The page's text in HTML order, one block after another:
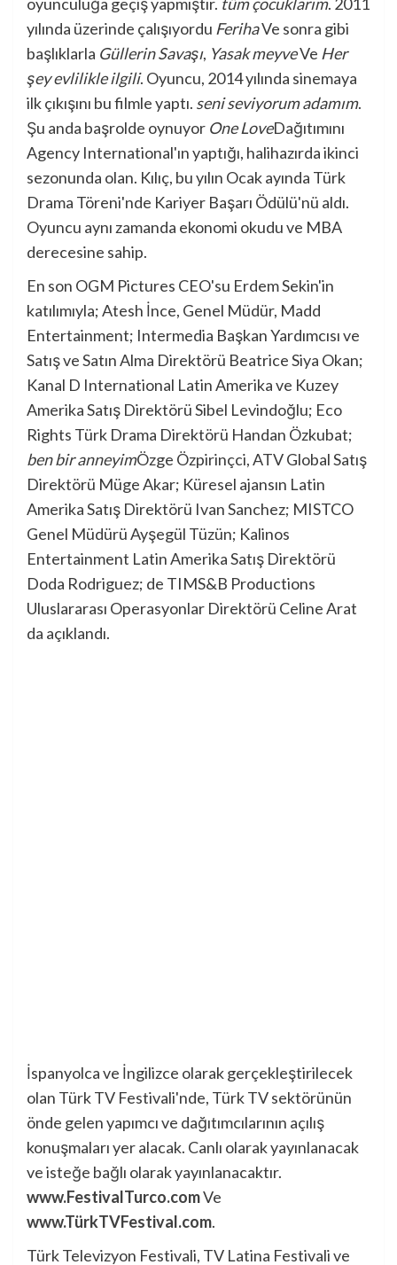
yılında üzerinde çalışıyordu FerihaVe sonra gibi
başlıklarla Güllerin Savaşı, Yasak meyveVe Her
şey evlilikle ilgili. Oyuncu, 2014 yılında sinemaya
ilk çıkışını bu filmle yaptı. seni seviyorum adamım.
Şu anda başrolde oynuyor One LoveDağıtımını
Agency International'ın yaptığı, halihazırda ikinci
sezonunda olan. Kılıç, bu yılın Ocak ayında Türk
Drama Töreni'nde Kariyer Başarı Ödülü'nü aldı.
Oyuncu aynı zamanda ekonomi okudu ve MBA
derecesine sahip.
En son OGM Pictures CEO'su Erdem Sekin'in
katılımıyla; Atesh İnce, Genel Müdür, Madd
Entertainment; Intermedia Başkan Yardımcısı ve
Satış ve Satın Alma Direktörü Beatrice Siya Okan;
Kanal D International Latin Amerika ve Kuzey
Amerika Satış Direktörü Sibel Levindoğlu; Eco
Rights Türk Drama Direktörü Handan Özkubat;
ben bir anneyimÖzge Özpirinçci, ATV Global Satış
Direktörü Müge Akar; Küresel ajansın Latin
Amerika Satış Direktörü Ivan Sanchez; MISTCO
Genel Müdürü Ayşegül Tüzün; Kalinos
Entertainment Latin Amerika Satış Direktörü
Doda Rodriguez; de TIMS&B Productions
Uluslararası Operasyonlar Direktörü Celine Arat
da açıklandı.
İspanyolca ve İngilizce olarak gerçekleştirilecek
olan Türk TV Festivali'nde, Türk TV sektörünün
önde gelen yapımcı ve dağıtımcılarının açılış
konuşmaları yer alacak. Canlı olarak yayınlanacak
ve isteğe bağlı olarak yayınlanacaktır.
www.FestivalTurco.comVe
www.TürkTVFestival.com.
Türk Televizyon Festivali, TV Latina Festivali ve